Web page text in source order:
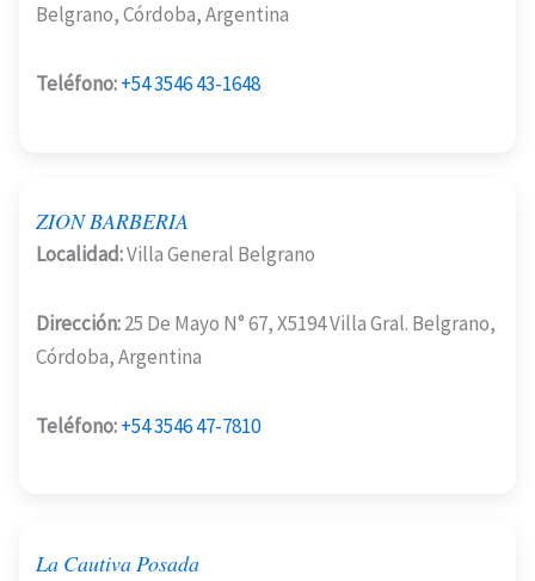
Belgrano, Córdoba, Argentina
Teléfono:+54 3546 43-1648
ZION BARBERIA
Localidad:Villa General Belgrano
Dirección:25 De Mayo N° 67, X5194 Villa Gral. Belgrano,
Córdoba, Argentina
Teléfono:+54 3546 47-7810
La Cautiva Posada